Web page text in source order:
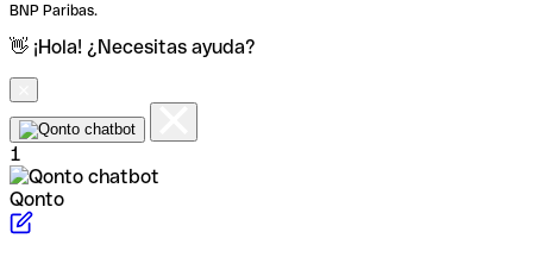
BNP Paribas.
👋 ¡Hola! ¿Necesitas ayuda?
1
Qonto